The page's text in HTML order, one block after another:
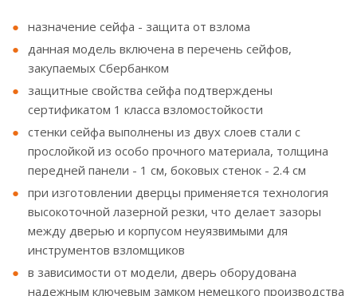
назначение сейфа - защита от взлома
данная модель включена в перечень сейфов,
закупаемых Сбербанком
защитные свойства сейфа подтверждены
сертификатом 1 класса взломостойкости
стенки сейфа выполнены из двух слоев стали с
прослойкой из особо прочного материала, толщина
передней панели - 1 см, боковых стенок - 2.4 см
при изготовлении дверцы применяется технология
высокоточной лазерной резки, что делает зазоры
между дверью и корпусом неуязвимыми для
инструментов взломщиков
в зависимости от модели, дверь оборудована
надежным ключевым замком немецкого производства